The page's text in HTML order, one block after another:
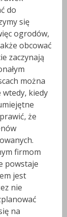
do
się
ogrodów,
obcować
zaczynają
można
wtedy, kiedy
że
firmom
powstaje
jest
nie
na